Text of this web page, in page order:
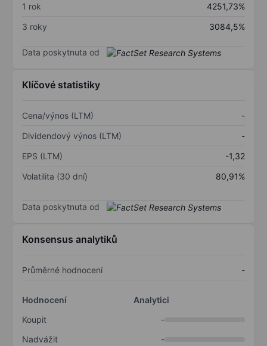
1 rok
4251,73%
3 roky
3084,5%
Data poskytnuta od
Klíčové statistiky
Cena/výnos (LTM)
-
Dividendový výnos (LTM)
-
EPS (LTM)
-1,32
Volatilita (30 dní)
80,91%
Data poskytnuta od
Konsensus analytiků
Průměrné hodnocení -
Hodnocení
Analytici
Koupit
-
Nadvážit
-